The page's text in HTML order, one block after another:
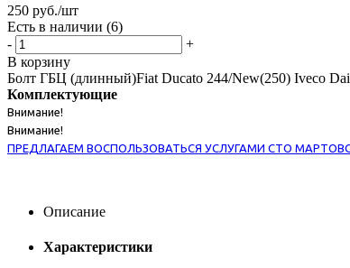
250 руб./шт
Есть в наличии (6)
-
+
В корзину
Болт ГБЦ (длинный)Fiat Ducato 244/New(250) Iveco
Комплектующие
Внимание!
Внимание!
ПРЕДЛАГАЕМ ВОСПОЛЬЗОВАТЬСЯ УСЛУГАМИ СТО
Описание
Характеристики